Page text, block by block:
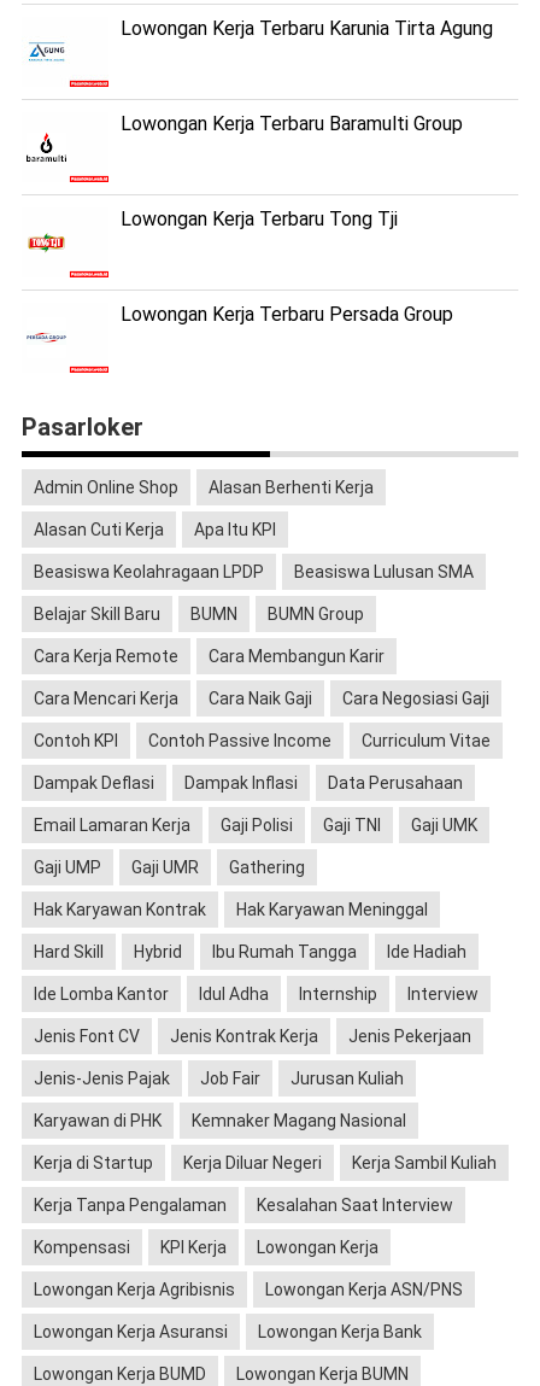
Lowongan Kerja Terbaru Karunia Tirta Agung
Lowongan Kerja Terbaru Baramulti Group
Lowongan Kerja Terbaru Tong Tji
Lowongan Kerja Terbaru Persada Group
Pasarloker
Admin Online Shop Alasan Berhenti Kerja
Alasan Cuti Kerja Apa Itu KPI
Beasiswa Keolahragaan LPDP Beasiswa Lulusan SMA
Belajar Skill Baru BUMN BUMN Group
Cara Kerja Remote Cara Membangun Karir
Cara Mencari Kerja Cara Naik Gaji Cara Negosiasi Gaji
Contoh KPI Contoh Passive Income Curriculum Vitae
Dampak Deflasi Dampak Inflasi Data Perusahaan
Email Lamaran Kerja Gaji Polisi Gaji TNI Gaji UMK
Gaji UMP Gaji UMR Gathering
Hak Karyawan Kontrak Hak Karyawan Meninggal
Hard Skill Hybrid Ibu Rumah Tangga Ide Hadiah
Ide Lomba Kantor Idul Adha Internship Interview
Jenis Font CV Jenis Kontrak Kerja Jenis Pekerjaan
Jenis-Jenis Pajak Job Fair Jurusan Kuliah
Karyawan di PHK Kemnaker Magang Nasional
Kerja di Startup Kerja Diluar Negeri Kerja Sambil Kuliah
Kerja Tanpa Pengalaman Kesalahan Saat Interview
Kompensasi KPI Kerja Lowongan Kerja
Lowongan Kerja Agribisnis Lowongan Kerja ASN/PNS
Lowongan Kerja Asuransi Lowongan Kerja Bank
Lowongan Kerja BUMD Lowongan Kerja BUMN